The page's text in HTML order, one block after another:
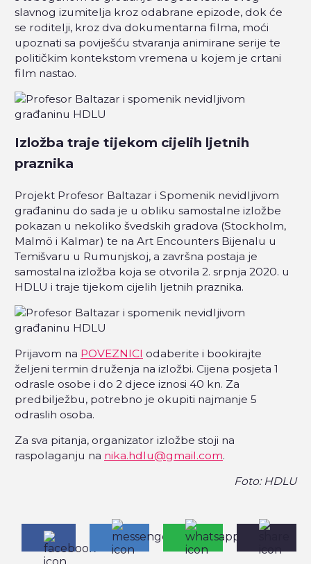
slavnog izumitelja kroz odabrane epizode, dok će
se roditelji, kroz dva dokumentarna filma, moći
upoznati sa poviješću stvaranja animirane serije te
političkim kontekstom vremena u kojem je crtani
film nastao.
Izložba traje tijekom cijelih ljetnih
praznika
Projekt Profesor Baltazar i Spomenik nevidljivom
građaninu do sada je u obliku samostalne izložbe
pokazan u nekoliko švedskih gradova (Stockholm,
Malmö i Kalmar) te na Art Encounters Bijenalu u
Temišvaru u Rumunjskoj, a završna postaja je
samostalna izložba koja se otvorila 2. srpnja 2020. u
HDLU i traje tijekom cijelih ljetnih praznika.
Prijavom na POVEZNICI odaberite i bookirajte
željeni termin druženja na izložbi. Cijena posjeta 1
odrasle osobe i do 2 djece iznosi 40 kn. Za
predbilježbu, potrebno je okupiti najmanje 5
odraslih osoba.
Za sva pitanja, organizator izložbe stoji na
raspolaganju na nika.hdlu@gmail.com.
Foto: HDLU